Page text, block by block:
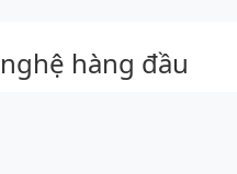
hàng đầu